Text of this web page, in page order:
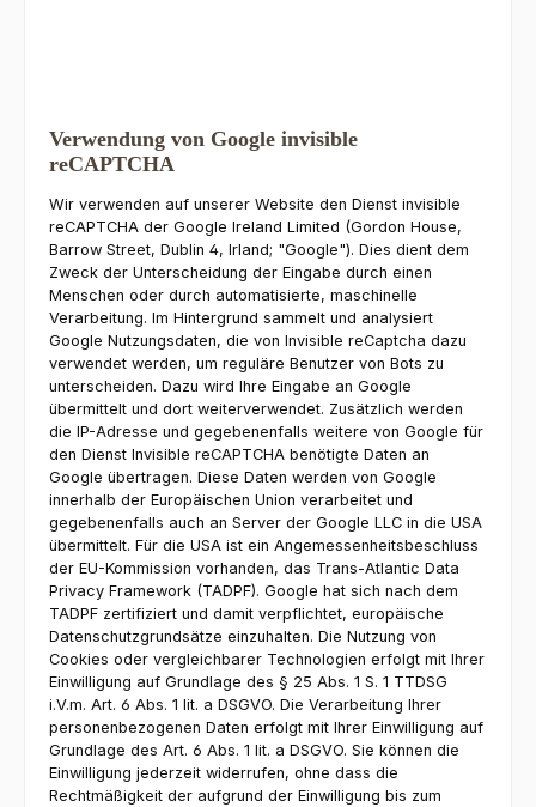
Verwendung von Google invisible
reCAPTCHA
Wir verwenden auf unserer Website den Dienst invisible
reCAPTCHA der Google Ireland Limited (Gordon House,
Barrow Street, Dublin 4, Irland; "Google"). Dies dient dem
Zweck der Unterscheidung der Eingabe durch einen
Menschen oder durch automatisierte, maschinelle
Verarbeitung. Im Hintergrund sammelt und analysiert
Google Nutzungsdaten, die von Invisible reCaptcha dazu
verwendet werden, um reguläre Benutzer von Bots zu
unterscheiden. Dazu wird Ihre Eingabe an Google
übermittelt und dort weiterverwendet. Zusätzlich werden
die IP-Adresse und gegebenenfalls weitere von Google für
den Dienst Invisible reCAPTCHA benötigte Daten an
Google übertragen. Diese Daten werden von Google
innerhalb der Europäischen Union verarbeitet und
gegebenenfalls auch an Server der Google LLC in die USA
übermittelt. Für die USA ist ein Angemessenheitsbeschluss
der EU-Kommission vorhanden, das Trans-Atlantic Data
Privacy Framework (TADPF). Google hat sich nach dem
TADPF zertifiziert und damit verpflichtet, europäische
Datenschutzgrundsätze einzuhalten. Die Nutzung von
Cookies oder vergleichbarer Technologien erfolgt mit Ihrer
Einwilligung auf Grundlage des § 25 Abs. 1 S. 1 TTDSG
i.V.m. Art. 6 Abs. 1 lit. a DSGVO. Die Verarbeitung Ihrer
personenbezogenen Daten erfolgt mit Ihrer Einwilligung auf
Grundlage des Art. 6 Abs. 1 lit. a DSGVO. Sie können die
Einwilligung jederzeit widerrufen, ohne dass die
Rechtmäßigkeit der aufgrund der Einwilligung bis zum